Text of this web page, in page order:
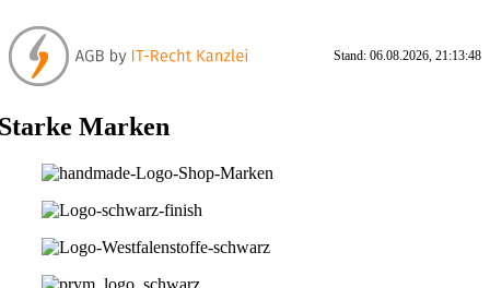
Stand: 06.08.2026, 21:13:48
Marken